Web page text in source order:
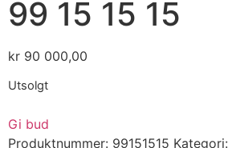
99 15 15 15
kr 90 000,00
Utsolgt
Gi bud
Produktnummer: 99151515 Kategori: